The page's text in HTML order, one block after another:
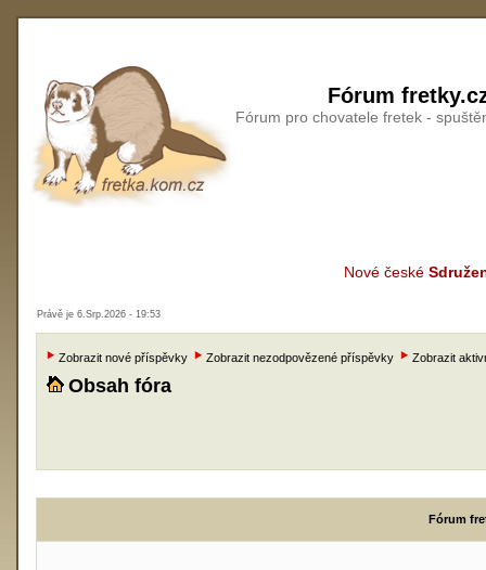
Fórum
Fórum pro chovatele fretek -
Nové české
Právě je 6.Srp.2026 - 19:53
Zobrazit nové příspěvky Zobrazit nezodpovězené příspěvky Zobrazit
Obsah fóra
Fórum